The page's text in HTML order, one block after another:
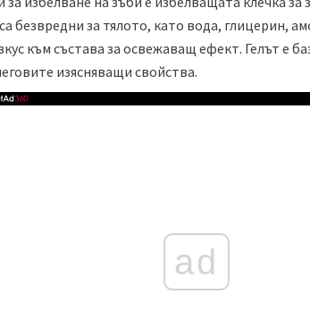
безвредни за тялото, като вода, глицерин,
към състава за освежаващ ефект. Гелът е
изясняващи свойства.
ad